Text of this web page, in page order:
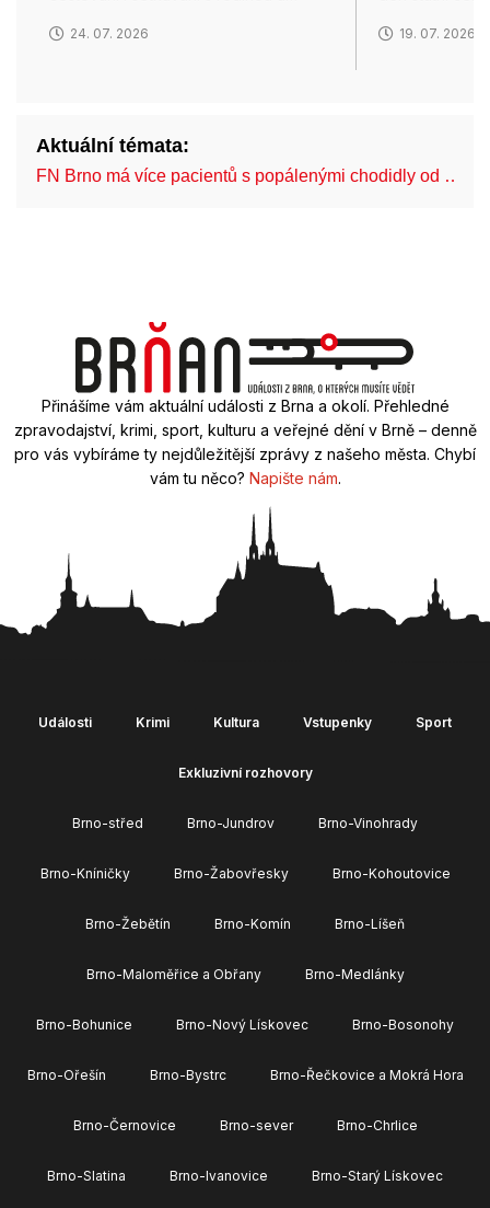
24. 07. 2026 19. 07. 2026
Aktuální témata:
FN Brno má více pacientů s popálenými chodidly od …
Přinášíme vám aktuální události z Brna a okolí. Přehledné
zpravodajství, krimi, sport, kulturu a veřejné dění v Brně – denně
pro vás vybíráme ty nejdůležitější zprávy z našeho města. Chybí
vám tu něco? Napište nám.
Události Krimi Kultura Vstupenky Sport
Exkluzivní rozhovory
Brno-střed Brno-Jundrov Brno-Vinohrady
Brno-Kníničky Brno-Žabovřesky Brno-Kohoutovice
Brno-Žebětín Brno-Komín Brno-Líšeň
Brno-Maloměřice a Obřany Brno-Medlánky
Brno-Bohunice Brno-Nový Lískovec Brno-Bosonohy
Brno-Ořešín Brno-Bystrc Brno-Řečkovice a Mokrá Hora
Brno-Černovice Brno-sever Brno-Chrlice
Brno-Slatina Brno-Ivanovice Brno-Starý Lískovec